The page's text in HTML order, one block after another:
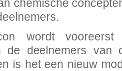
chemische
wordt vooreerst
de deelnemers van
is het een nieuw